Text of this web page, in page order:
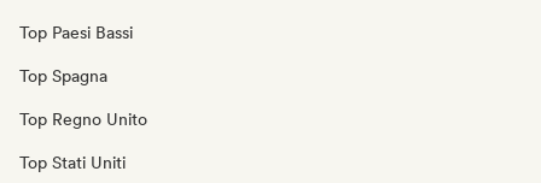
Top Paesi Bassi
Top Spagna
Top Regno Unito
Top Stati Uniti